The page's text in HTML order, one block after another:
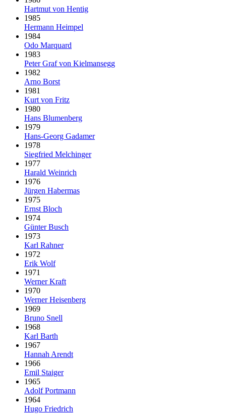
Hartmut von Hentig
1985
Hermann Heimpel
1984
Odo Marquard
1983
Peter Graf von Kielmansegg
1982
Arno Borst
1981
Kurt von Fritz
1980
Hans Blumenberg
1979
Hans-Georg Gadamer
1978
Siegfried Melchinger
1977
Harald Weinrich
1976
Jürgen Habermas
1975
Ernst Bloch
1974
Günter Busch
1973
Karl Rahner
1972
Erik Wolf
1971
Werner Kraft
1970
Werner Heisenberg
1969
Bruno Snell
1968
Karl Barth
1967
Hannah Arendt
1966
Emil Staiger
1965
Adolf Portmann
1964
Hugo Friedrich